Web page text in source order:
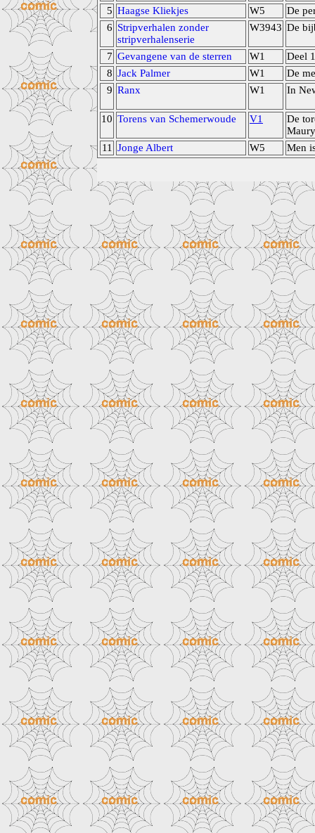
5 Haagse Kliekjes W5
De
6 Stripverhalen zonder
stripverhalenserie
W3943 De
7 Gevangene van de sterren W1
Deel 1
8 Jack Palmer W1
De
9 Ranx W1 In
10 Torens van Schemerwoude V1
De
Maury
11
Jonge Albert W5 Men